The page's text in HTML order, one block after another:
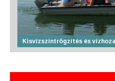
Kisvízszintrögzítés és